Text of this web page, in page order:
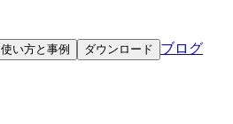
使い方と事例 ダウンロード ブログ